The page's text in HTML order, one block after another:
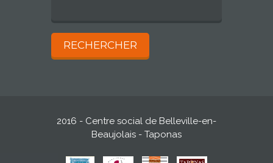
2016 - Centre social de Belleville-en-
Beaujolais - Taponas